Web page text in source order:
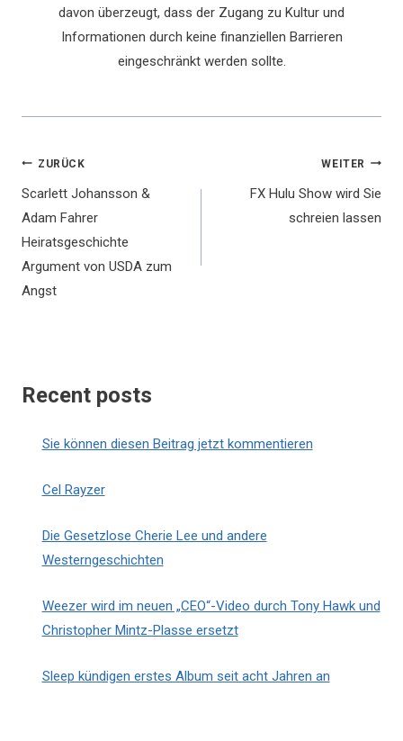
davon überzeugt, dass der Zugang zu Kultur und
Informationen durch keine finanziellen Barrieren
eingeschränkt werden sollte.
Beitragsnavigation
ZURÜCK
Scarlett Johansson &
Adam Fahrer
Heiratsgeschichte
Argument von USDA zum
Angst
WEITER
FX Hulu Show wird Sie
schreien lassen
Recent posts
Sie können diesen Beitrag jetzt kommentieren
Cel Rayzer
Die Gesetzlose Cherie Lee und andere
Westerngeschichten
Weezer wird im neuen „CEO“-Video durch Tony Hawk und
Christopher Mintz-Plasse ersetzt
Sleep kündigen erstes Album seit acht Jahren an